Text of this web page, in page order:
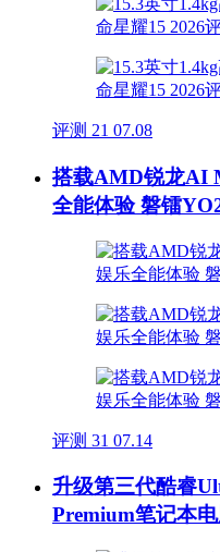
评测 21 07.08
搭载AMD锐龙AI
全能体验 磐镭
评测 31 07.14
升级第三代酷睿
Premium笔记本